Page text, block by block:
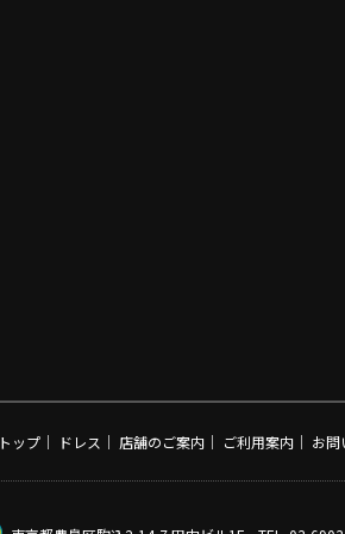
トップ｜ ドレス ｜ 店舗のご案内｜ ご利用案内｜ お問